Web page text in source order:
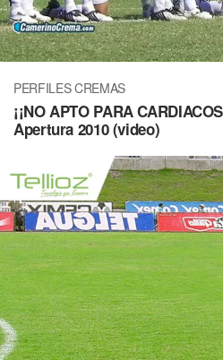
PERFILES CREMAS
¡¡NO APTO PARA
Apertura 2010 (video)